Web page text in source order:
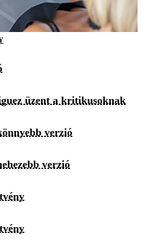
üzent a kritikusoknak
verzió
verzió